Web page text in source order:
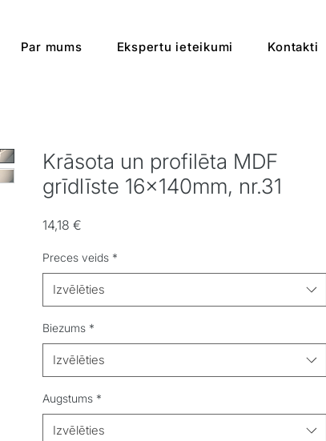
Par mums Ekspertu ieteikumi Kontakti
Krāsota un profilēta MDF
grīdlīste 16x140mm, nr.31
14,18 €
Preces veids *
Izvēlēties
Biezums *
Izvēlēties
Augstums *
Izvēlēties